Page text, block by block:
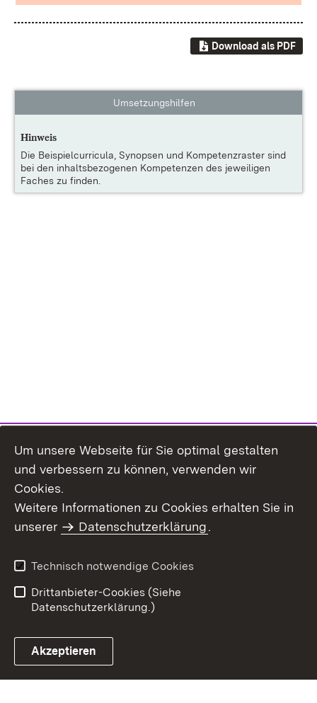
Download als PDF
Umsetzungshilfen
Hinweis
Die Beispielcurricula, Synopsen und Kompetenzraster sind
bei den inhaltsbezogenen Kompetenzen des jeweiligen
Faches zu finden.
Um unsere Webseite für Sie optimal gestalten
und verbessern zu können, verwenden wir
Cookies.
Weitere Informationen zu Cookies erhalten Sie in
unserer
Datenschutzerklärung.
Technisch notwendige Cookies
Drittanbieter-Cookies (Siehe
Datenschutzerklärung.)
Akzeptieren